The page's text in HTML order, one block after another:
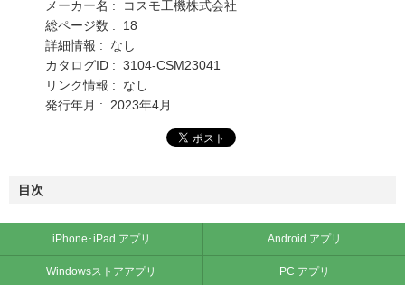
メーカー名 : コスモ工機株式会社
総ページ数 : 18
詳細情報 : なし
カタログID : 3104-CSM23041
リンク情報 : なし
発行年月 : 2023年4月
目次
iPhone･iPad アプリ Android アプリ
Windowsストアアプリ PC アプリ